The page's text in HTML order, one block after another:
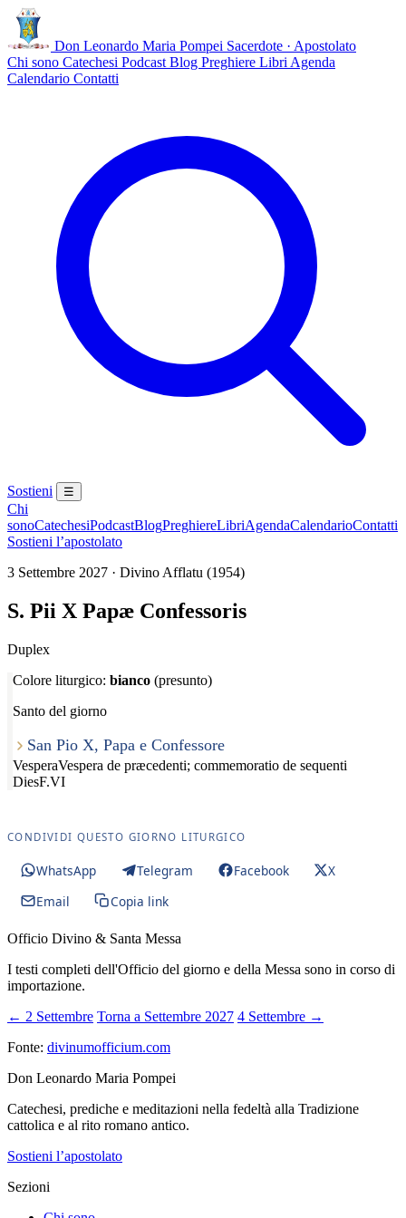
Don Leonardo Maria Pompei Sacerdote · Apostolato
Chi sono Catechesi Podcast Blog Preghiere Libri Agenda
Calendario Contatti
Sostieni ☰
Chi
sonoCatechesiPodcastBlogPreghiereLibriAgendaCalendarioContatti
Sostieni l’apostolato
3 Settembre 2027 · Divino Afflatu (1954)
S. Pii X Papæ Confessoris
Duplex
Colore liturgico: bianco (presunto)
Santo del giorno
San Pio X, Papa e Confessore
VesperaVespera de præcedenti; commemoratio de sequenti
DiesF.VI
CONDIVIDI QUESTO GIORNO LITURGICO
WhatsApp Telegram Facebook
X
Email
Copia link
Officio Divino & Santa Messa
I testi completi dell'Officio del giorno e della Messa sono in corso di
importazione.
← 2 Settembre Torna a Settembre 2027 4 Settembre →
Fonte: divinumofficium.com
Don Leonardo Maria Pompei
Catechesi, prediche e meditazioni nella fedeltà alla Tradizione
cattolica e al rito romano antico.
Sostieni l’apostolato
Sezioni